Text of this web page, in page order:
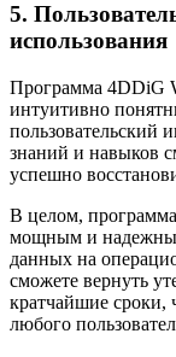
5.
использования
Программа 4DDiG
интуитивно
пользовательский
знаний и навыков
успешно
В целом,
мощным и
данных на
сможете вернуть
кратчайшие сроки,
любого